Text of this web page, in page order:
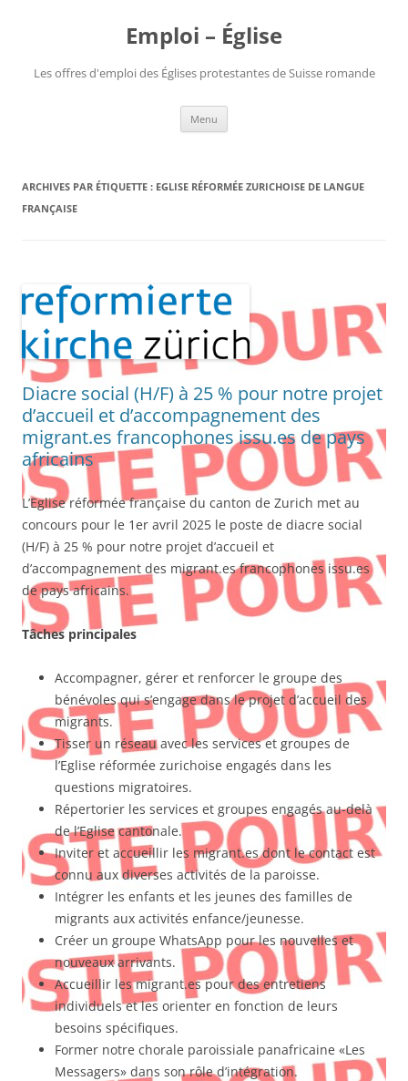
Emploi – Église
Les offres d'emploi des Églises protestantes de Suisse romande
Menu
ARCHIVES PAR ÉTIQUETTE : EGLISE RÉFORMÉE ZURICHOISE DE LANGUE
FRANÇAISE
Diacre social (H/F) à 25 % pour notre projet
d’accueil et d’accompagnement des
migrant.es francophones issu.es de pays
africains
L’Eglise réformée française du canton de Zurich met au
concours pour le 1er avril 2025 le poste de diacre social
(H/F) à 25 % pour notre projet d’accueil et
d’accompagnement des migrant.es francophones issu.es
de pays africains.
Tâches principales
Accompagner, gérer et renforcer le groupe des
bénévoles qui s’engage dans le projet d’accueil des
migrants.
Tisser un réseau avec les services et groupes de
l’Eglise réformée zurichoise engagés dans les
questions migratoires.
Répertorier les services et groupes engagés au-delà
de l’Eglise cantonale.
Inviter et accueillir les migrant.es dont le contact est
connu aux diverses activités de la paroisse.
Intégrer les enfants et les jeunes des familles de
migrants aux activités enfance/jeunesse.
Créer un groupe WhatsApp pour les nouvelles et
nouveaux arrivants.
Accueillir les migrant.es pour des entretiens
individuels et les orienter en fonction de leurs
besoins spécifiques.
Former notre chorale paroissiale panafricaine «Les
Messagers» dans son rôle d’intégration.